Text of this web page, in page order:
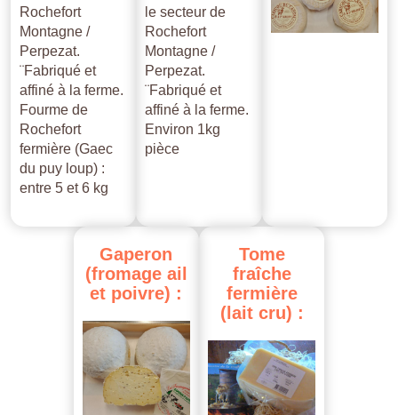
Rochefort
Montagne /
Perpezat.
¨Fabriqué et
affiné à la ferme.
Fourme de
Rochefort
fermière (Gaec
du puy loup) :
entre 5 et 6 kg
le secteur de
Rochefort
Montagne /
Perpezat.
¨Fabriqué et
affiné à la ferme.
Environ 1kg
pièce
Gaperon
(fromage ail
et poivre) :
Tome
fraîche
fermière
(lait cru) :